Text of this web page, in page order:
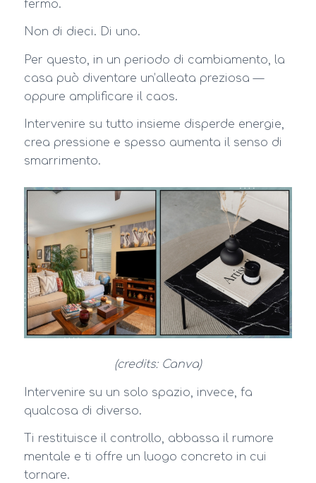
fermo.
Non di dieci. Di uno.
Per questo, in un periodo di cambiamento, la
casa può diventare un’alleata preziosa —
oppure amplificare il caos.
Intervenire su tutto insieme disperde energie,
crea pressione e spesso aumenta il senso di
smarrimento.
(credits: Canva)
Intervenire su un solo spazio, invece, fa
qualcosa di diverso.
Ti restituisce il controllo, abbassa il rumore
mentale e ti offre un luogo concreto in cui
tornare.